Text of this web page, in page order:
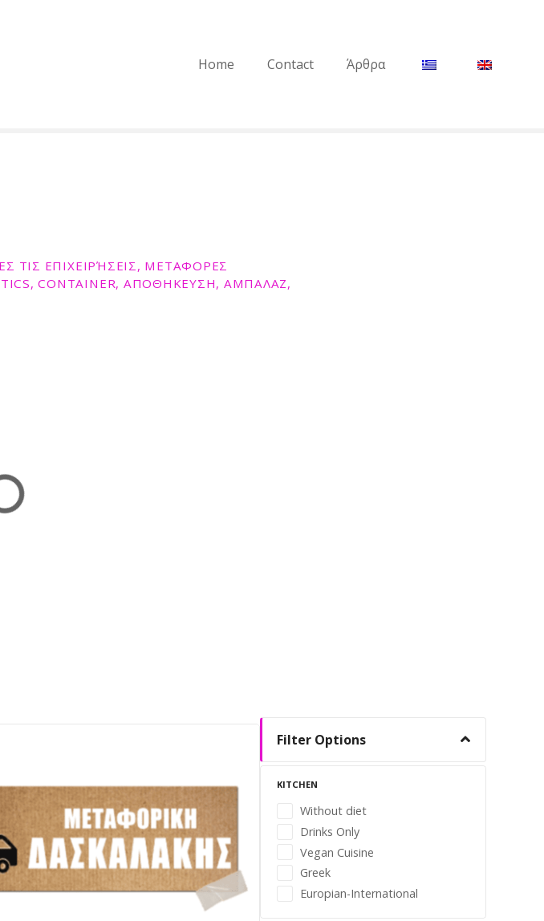
Home Contact Άρθρα
ΤΙΣ ΕΠΙΧΕΙΡΉΣΕΙΣ, ΜΕΤΑΦΟΡΕΣ
CONTAINER, ΑΠΟΘΗΚΕΥΣΗ, ΑΜΠΑΛΑΖ,
Filter Options
KITCHEN
Without diet
Drinks Only
Vegan Cuisine
Greek
Europian-International